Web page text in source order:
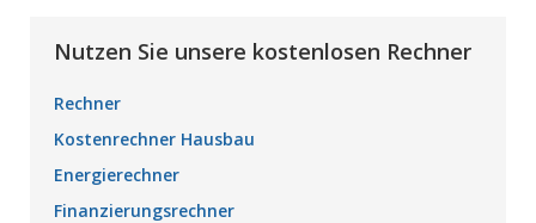
Nutzen Sie unsere kostenlosen Rechner
Rechner
Kostenrechner Hausbau
Energierechner
Finanzierungsrechner